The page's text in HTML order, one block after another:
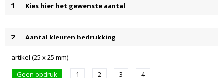
1 Kies hier het gewenste aantal
2 Aantal kleuren bedrukking
artikel (25 x 25 mm)
Geen opdruk
1 2 3 4